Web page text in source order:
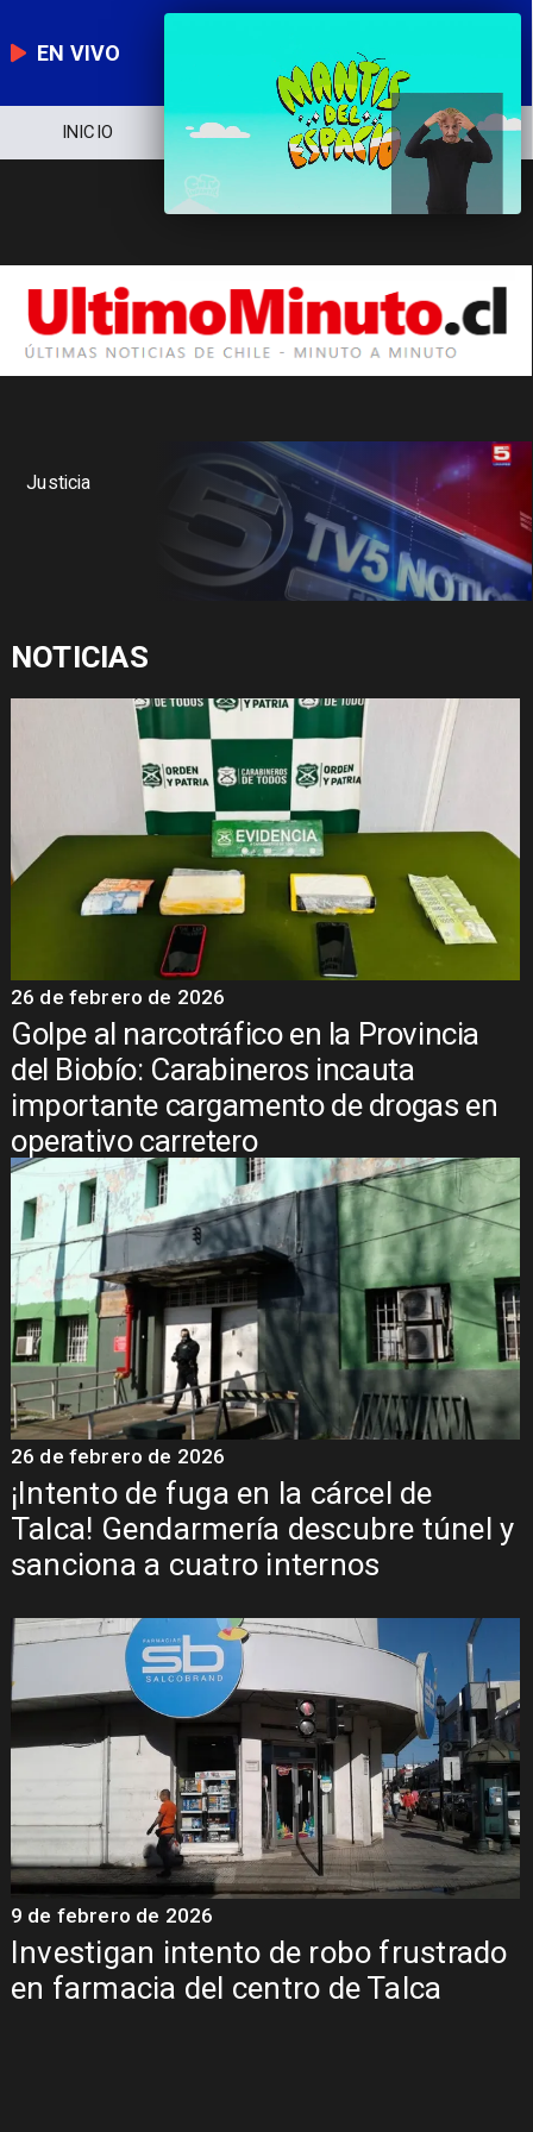
EN VIVO
INICIO NOTICIERO POLÍTICA
Justicia
NOTICIAS
Golpe al narcotráfico en la Provincia
del Biobío: Carabineros incauta
importante cargamento de drogas en
operativo carretero
26 de febrero de 2026
¡Intento de fuga en la cárcel de
Talca! Gendarmería descubre túnel y
sanciona a cuatro internos
26 de febrero de 2026
Investigan intento de robo frustrado
en farmacia del centro de Talca
9 de febrero de 2026